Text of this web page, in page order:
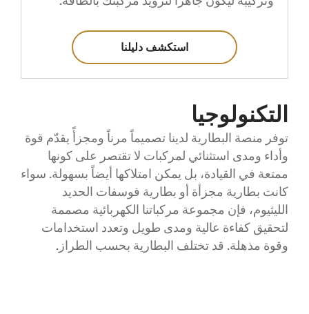
استكشف دليلنا
التكنولوجيا
توفر منصة البطارية لدينا تصميماً مرناً ومجزأً يقدّم قوة
وأداء ومدى استثنائي لمركبات لا تقتصر على كونها
ممتعة في القيادة، بل يمكن امتلاكها أيضاً بسهولة. سواء
كانت بطارية مجزأة أو بطارية فوسفات الحديد
الليثيوم، فإن مجموعة مركباتنا الكهربائية مصممة
لتحقيق كفاءة عالية ومدى طويل وتعدد استخدامات
وقوة مذهلة. قد تختلف البطارية بحسب الطراز.